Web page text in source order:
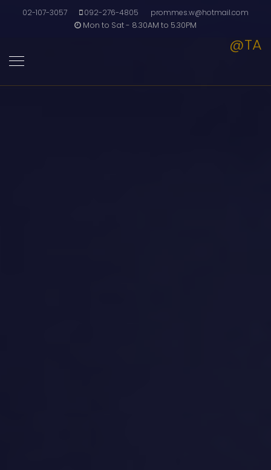
02-107-3057 092-276-4805
prommes.w@hotmail.com
Mon to Sat - 8.30AM to 5.30PM
@TA